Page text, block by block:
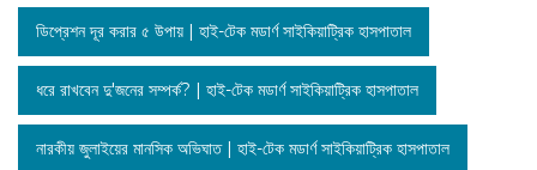
ডিপ্রেশন দূর করার ৫ উপায় | হাই-টেক মডার্ণ সাইকিয়াট্রিক হাসপাতাল
ধরে রাখবেন দু'জনের সম্পর্ক? | হাই-টেক মডার্ণ সাইকিয়াট্রিক হাসপাতাল
নারকীয় জুলাইয়ের মানসিক অভিঘাত | হাই-টেক মডার্ণ সাইকিয়াট্রিক হাসপাতাল